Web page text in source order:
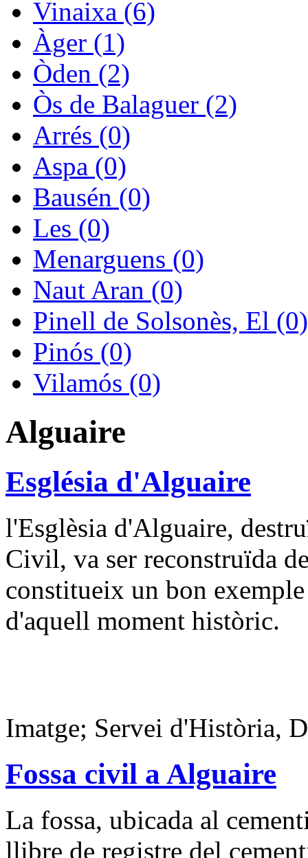
Vinaixa (6)
Àger (1)
Òden (2)
Òs de Balaguer (2)
Arrés (0)
Aspa (0)
Bausén (0)
Les (0)
Menarguens (0)
Naut Aran (0)
Pinell de Solsonès, El (0)
Pinós (0)
Vilamós (0)
Alguaire
Església d'Alguaire
l'Esglèsia d'Alguaire,
Civil, va ser reconstruïda
constitueix un bon
d'aquell moment històric.
Imatge; Servei d'Història,
Fossa civil a Alguaire
La fossa, ubicada al
llibre de registre del